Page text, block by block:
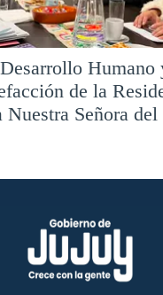
Desarrollo Humano
de la
Nuestra Señora del